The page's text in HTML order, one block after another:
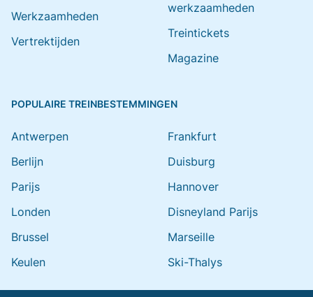
Werkzaamheden
Vertrektijden
werkzaamheden
Treintickets
Magazine
POPULAIRE TREINBESTEMMINGEN
Antwerpen
Berlijn
Parijs
Londen
Brussel
Keulen
Frankfurt
Duisburg
Hannover
Disneyland Parijs
Marseille
Ski-Thalys